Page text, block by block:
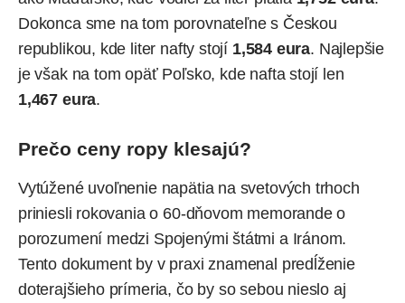
Dokonca sme na tom porovnateľne s Českou
republikou, kde liter nafty stojí 1,584 eura. Najlepšie
je však na tom opäť Poľsko, kde nafta stojí len
1,467 eura.
Prečo ceny ropy klesajú?
Vytúžené uvoľnenie napätia na svetových trhoch
priniesli rokovania o 60-dňovom memorandeo
porozumení medzi Spojenými štátmi a Iránom.
Tento dokument by v praxi znamenal predĺženie
doterajšieho prímeria, čo by so sebou nieslo aj